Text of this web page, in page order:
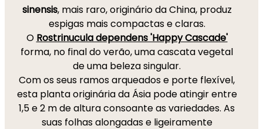
sinensis, mais raro, originário da China, produz
espigas mais compactas e claras.
O Rostrinucula dependens 'Happy Cascade'
forma, no final do verão, uma cascata vegetal
de uma beleza singular.
Com os seus ramos arqueados e porte flexível,
esta planta originária da Ásia pode atingir entre
1,5 e 2 m de altura consoante as variedades. As
suas folhas alongadas e ligeiramente